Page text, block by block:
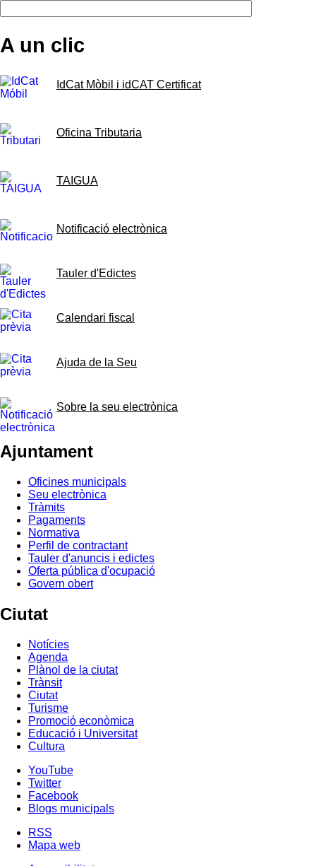
A un clic
IdCat Mòbil i idCAT Certificat
Oficina Tributaria
TAIGUA
Notificació electrònica
Tauler d'Edictes
Calendari fiscal
Ajuda de la Seu
Sobre la seu electrònica
Ajuntament
Oficines municipals
Seu electrònica
Tràmits
Pagaments
Normativa
Perfil de contractant
Tauler d'anuncis i edictes
Oferta pública d'ocupació
Govern obert
Ciutat
Notícies
Agenda
Plànol de la ciutat
Trànsit
Ciutat
Turisme
Promoció econòmica
Educació i Universitat
Cultura
YouTube
Twitter
Facebook
Blogs municipals
RSS
Mapa web